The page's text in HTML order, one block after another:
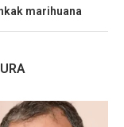
marihuana